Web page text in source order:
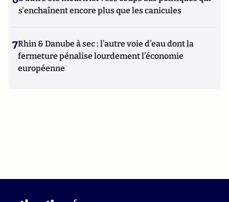
s'enchaînent encore plus que les canicules
7Rhin & Danube à sec : l’autre voie d’eau dont la
fermeture pénalise lourdement l’économie
européenne